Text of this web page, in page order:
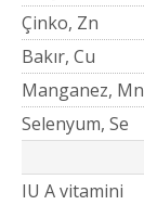
Çinko, Zn
Bakır, Cu
Manganez, Mn
Selenyum, Se
IU A vitamini